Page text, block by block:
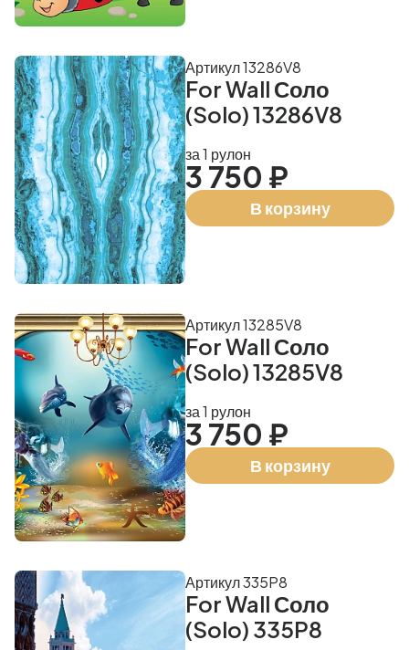
For Wall Соло
(Solo) 13286V8
Артикул 13286V8
за 1 рулон
3 750 ₽
В корзину
For Wall Соло
(Solo) 13285V8
Артикул 13285V8
за 1 рулон
3 750 ₽
В корзину
For Wall Соло
(Solo) 335P8
Артикул 335P8